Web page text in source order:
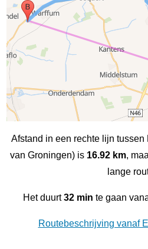
Afstand in een rechte lijn tussen
van Groningen) is 16.92 km,
lange
Het duurt32 min te gaan
Routebeschrijving vanaf